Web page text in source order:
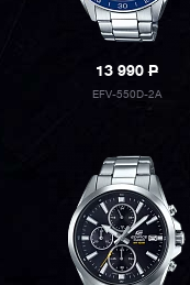
13 990P
EFV-550D-2A